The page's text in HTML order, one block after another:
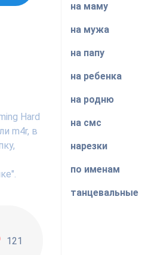
Hard
m4r, в
121
на маму
на мужа
на папу
на ребенка
на родню
на смс
нарезки
по именам
танцевальные